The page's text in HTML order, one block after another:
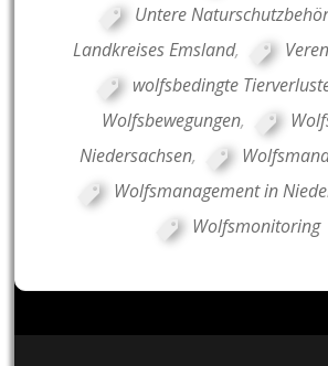
Untere
Landkreises Emsland,
wolfsbedingte
Wolfsbewegungen,
Niedersachsen,
Wolfsmanagement in
Wolfsmonitoring